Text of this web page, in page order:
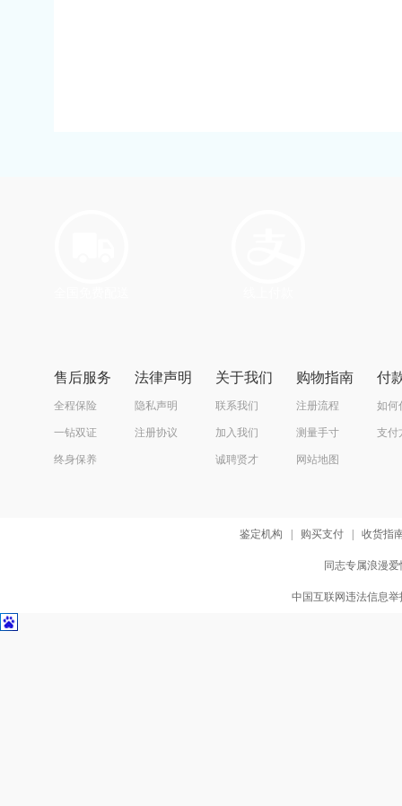
售后服务
全程保险
一钻双证
终身保养
法律声明
隐私声明
注册协议
关于我们
联系我们
加入我们
诚聘贤才
购物指南
注册流程
测量手寸
网站地图
付
如何
支付
鉴定机构 购买支付 收货指
同志专属浪漫
中国互联网违法信息